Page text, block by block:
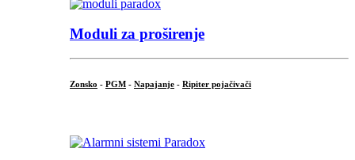
Moduli za proširenje
Zonsko - PGM - Napajanje - Ripiter pojačivači